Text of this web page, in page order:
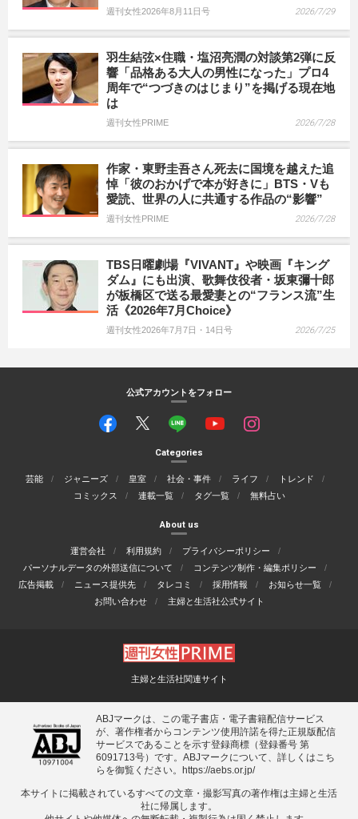
週刊女性2026年8月11日号 2026/7/29
羽生結弦×住職・塩沼亮潤の対談第2弾に反
響「品格ある大人の男性になった」プロ4
周年で“つづきのはじまり”を掲げる現在地
は
週刊女性PRIME 2026/7/28
作家・東野圭吾さん死去に国境を越えた追
悼「彼のおかげで本が好きに」BTS・Vも
愛読、世界の人に共通する作品の“影響”
週刊女性PRIME 2026/7/28
TBS日曜劇場『VIVANT』や映画『キング
ダム』にも出演、歌舞伎役者・坂東彌十郎
が板橋区で送る最愛妻との“フランス流”生
活《2026年7月Choice》
週刊女性2026年7月7日・14日号 2026/7/25
公式アカウントをフォロー
Categories
芸能 ジャニーズ 皇室 社会・事件 ライフ
トレンド
コミックス
連載一覧 タグ一覧 無料占い
About us
運営会社 利用規約
プライバシーポリシー
パーソナルデータの外部送信について
コンテンツ制作・編集ポリシー
広告掲載
ニュース提供先 タレコミ 採用情報
お知らせ一覧
お問い合わせ
主婦と生活社公式サイト
主婦と生活社関連サイト
ABJマークは、この電子書店・電子書籍配信サービス
が、著作権者からコンテンツ使用許諾を得た正規版配信
サービスであることを示す登録商標（登録番号 第
6091713号）です。ABJマークについて、詳しくはこち
らを御覧ください。
https://aebs.or.jp/
本サイトに掲載されているすべての⽂章・撮影写真の著作権は主婦と⽣活
社に帰属します。